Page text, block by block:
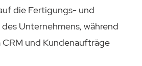
die Fertigungs- und
Unternehmens, während
CRM und Kundenaufträge